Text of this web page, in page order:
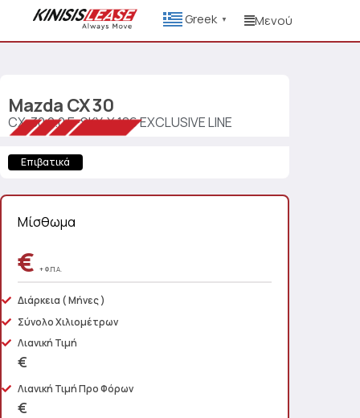
Greek ▼ Μενού
Mazda CX 30
CX-30 2.0 E-SKY-Χ 186 EXCLUSIVE LINE
Επιβατικά
Μίσθωμα
€ + Φ.Π.Α.
Διάρκεια ( Μήνες )
Σύνολο Χιλιομέτρων
Λιανική Τιμή
€
Λιανική Τιμή Προ Φόρων
€